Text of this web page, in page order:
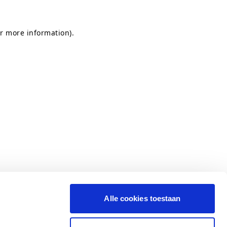
Alle cookies toestaan
more information).